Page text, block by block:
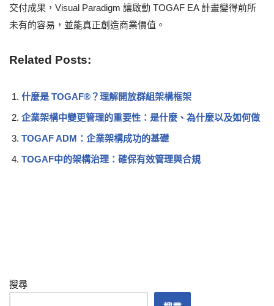
交付成果，Visual Paradigm 讓啟動 TOGAF EA 計畫變得前所
未有的容易，並能真正創造商業價值。
Related Posts:
什麼是 TOGAF®？理解開放群組架構框架
企業架構中變更管理的重要性：是什麼、為什麼以及如何做
TOGAF ADM：企業架構成功的基礎
TOGAF中的架構治理：確保有效管理與合規
搜尋